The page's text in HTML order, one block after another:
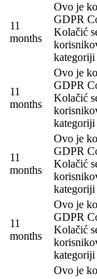
11
months
Ovo je
GDPR
Kolačić
11
months
Ovo je
GDPR
Kolačić
11
months
Ovo je
GDPR
Kolačić
11
months
Ovo je
GDPR
Kolačić
Ovo je